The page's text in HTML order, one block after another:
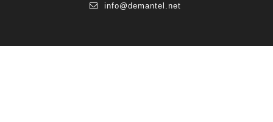
info@demantel.net